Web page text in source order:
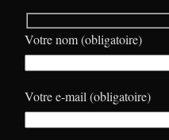
Votre nom (obligatoire)
Votre e-mail (obligatoire)